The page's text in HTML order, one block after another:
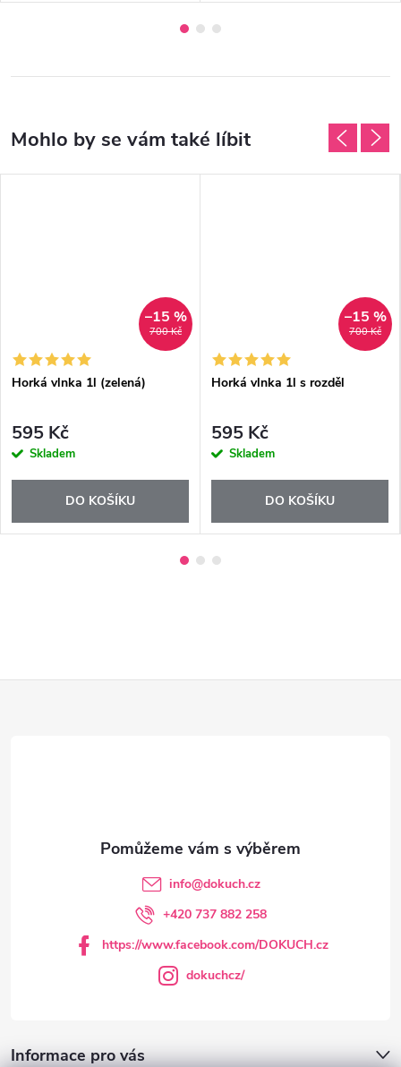
700 Kč
–15 %
Horká vlnka 1l (zelená)
595 Kč
Skladem
DO KOŠÍKU
700 Kč
–15 %
Horká vlnka 1l s rozděl
595 Kč
Skladem
DO KOŠÍKU
Informace pro vás
info@dokuch.cz
+420 737 882 258
https://www.facebook.com/DOKUCH.cz
dokuchcz/